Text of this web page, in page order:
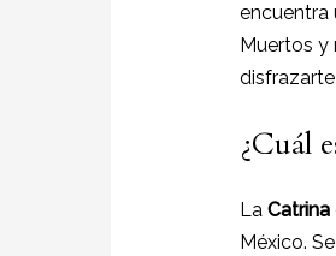
encuentra
Muertos y
¿Cuál
La Catrina
México.